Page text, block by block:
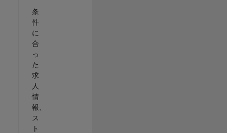
条
件
に
合
っ
た
求
人
情
報、
ス
ト